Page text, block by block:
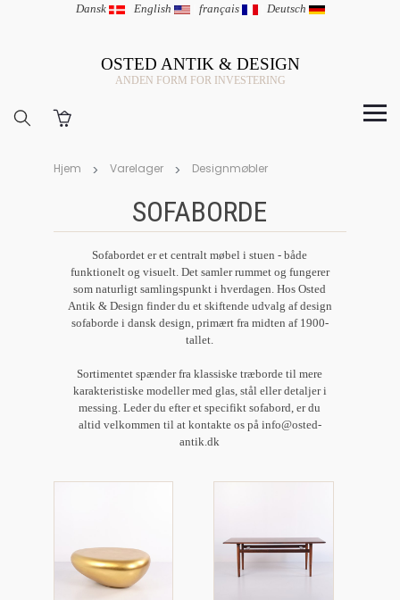
Dansk | English | français | Deutsch
OSTED ANTIK & DESIGN
ANDEN FORM FOR INVESTERING
Hjem Varelager Designmøbler
SOFABORDE
Sofabordet er et centralt møbel i stuen - både
funktionelt og visuelt. Det samler rummet og fungerer
som naturligt samlingspunkt i hverdagen. Hos Osted
Antik & Design finder du et skiftende udvalg af design
sofaborde i dansk design, primært fra midten af 1900-
tallet.
Sortimentet spænder fra klassiske træborde til mere
karakteristiske modeller med glas, stål eller detaljer i
messing. Leder du efter et specifikt sofabord, er du
altid velkommen til at kontakte os på info@osted-
antik.dk